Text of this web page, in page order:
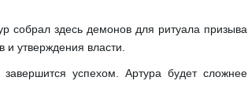
собрал здесь демонов для ритуала призыва
и утверждения власти.
успехом. Артура будет сложнее